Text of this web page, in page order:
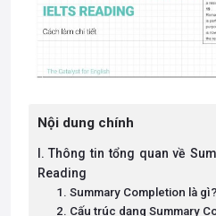
Nội dung chính
I. Thông tin tổng quan về
Reading
1. Summary Completion là gì?
2. Cấu trúc dạng Summary